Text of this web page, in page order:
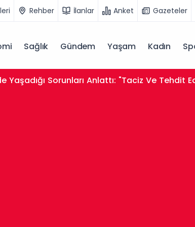
Rehber İlanlar Anket Gazeteler
Sağlık Gündem Yaşam Kadın
Yaşadığı Sorunları Anlattı: "Taciz Ve Tehdit